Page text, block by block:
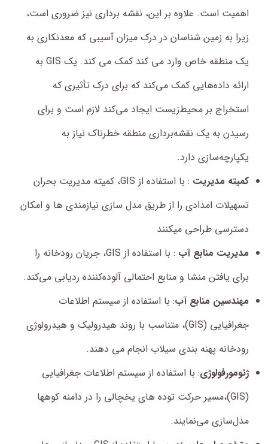
اهمیت است. علاوه بر این، نقشه برداری نیز ضروری است،
زیرا به زمین شناسان در درک میزان آسیبی که معدنکاری به
یک منطقه خاص وارد می کند کمک می کند. یک GIS به
ارائه داده‌هایی کمک می‌کند که برای درک تأثیری که
استخراج بر محیط‌زیست ایجاد می‌کند لازم است و برای
رسیدن به یک نقشه‌برداری منطقه خطرناک نیاز به
یکپارچه‌سازی دارد.
کمیته مدیریت
: با استفاده از GIS، کمیته مدیریت بحران
تسهیلات امدادی را از طریق مدل سازی نیازمندی ها و امکان
دسترسی طراحی میکنند
مدیریت منابع آب
: با استفاده از GIS، جریان رودخانه را
برای یافتن منشا و منابع احتمالی آلوده‌کننده ردیابی می‌کند.
مهندسین منابع آب: با استفاده از سیستم اطلاعات
جغرافیایی (GIS)، متناسب با روند هیدرولیک و هیدرولوژی
رودخانه پهنه بندی سیلاب انجام می دهند.
ژئومورفولوژی: با استفاده از سیستم اطلاعات جغرافیایی
(GIS)،مسیر حرکت توده های یخچالی را در دامنه کوهها
مدل‌سازی می‌نمایند.